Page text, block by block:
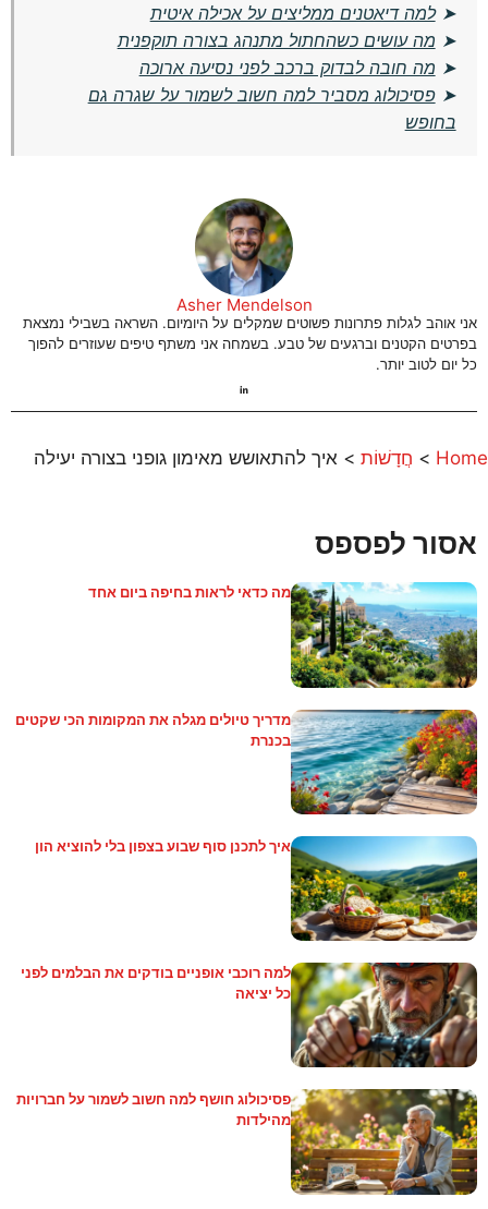
➤למה דיאטנים ממליצים על אכילה איטית
➤ מה עושים כשהחתול מתנהג בצורה תוקפנית
➤ מה חובה לבדוק ברכב לפני נסיעה ארוכה
➤פסיכולוג מסביר למה חשוב לשמור על שגרה גם
בחופש
Asher Mendelson
אני אוהב לגלות פתרונות פשוטים שמקלים על היומיום. השראה בשבילי נמצאת
בפרטים הקטנים וברגעים של טבע. בשמחה אני משתף טיפים שעוזרים להפוך
כל יום לטוב יותר.
Home
> חֲדָשׁוֹת > איך להתאושש מאימון גופני בצורה יעילה
אסור לפספס
מה כדאי לראות בחיפה ביום אחד
מדריך טיולים מגלה את המקומות הכי שקטים
בכנרת
איך לתכנן סוף שבוע בצפון בלי להוציא הון
למה רוכבי אופניים בודקים את הבלמים לפני
כל יציאה
פסיכולוג חושף למה חשוב לשמור על חברויות
מהילדות